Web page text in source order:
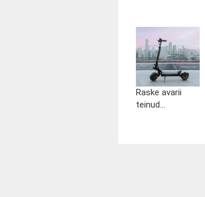
Raske avarii
teinud...